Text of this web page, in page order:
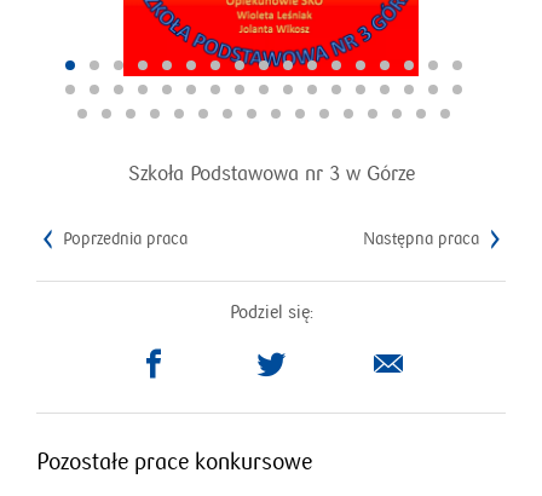
Szkoła Podstawowa nr 3 w Górze
Poprzednia praca Następna praca
Podziel się:
otworzy
w
nowym
oknie
otworzy
w
nowym
oknie
Pozostałe prace konkursowe